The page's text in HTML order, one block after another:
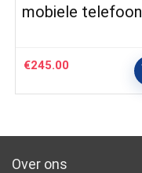
mobiele telefoon
€245.00
Over ons